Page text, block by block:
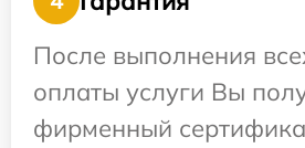
После выполнения
оплаты услуги Вы
фирменный